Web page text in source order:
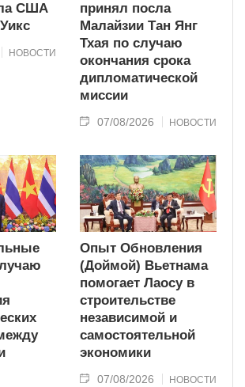
США
НОВОСТИ
принял посла
Малайзии Тан Янг
Тхая по случаю
окончания срока
дипломатической
миссии
07/08/2026 НОВОСТИ
Опыт Обновления
(Доймой) Вьетнама
помогает Лаосу в
строительстве
независимой и
самостоятельной
экономики
07/08/2026 НОВОСТИ